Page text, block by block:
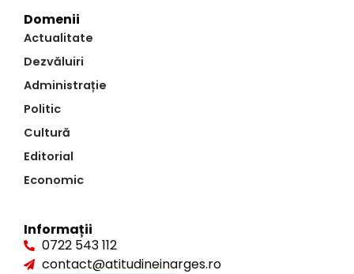
Domenii
Actualitate
Dezvăluiri
Administrație
Politic
Cultură
Editorial
Economic
Informații
0722 543 112
contact@atitudineinarges.ro